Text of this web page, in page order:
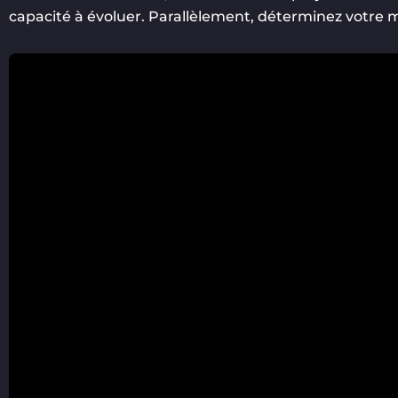
capacité à évoluer. Parallèlement, déterminez votre